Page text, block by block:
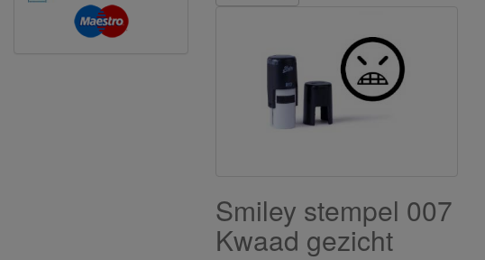
Smiley stempel 007
Kwaad gezicht